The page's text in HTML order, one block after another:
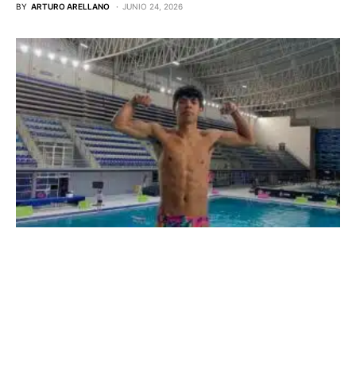
BY ARTURO ARELLANO JUNIO 24, 2026